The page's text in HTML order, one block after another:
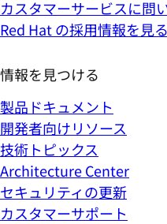
カスタマーサービスに問
Red Hat の採用情報を見る
情報を見つける
製品ドキュメント
開発者向けリソース
技術トピックス
Architecture Center
セキュリティの更新
カスタマーサポート